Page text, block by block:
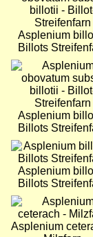
Asplenium
Billots
Bild
Asplenium
Billots
Bild
Asplenium
Billots
Bild
Asplenium